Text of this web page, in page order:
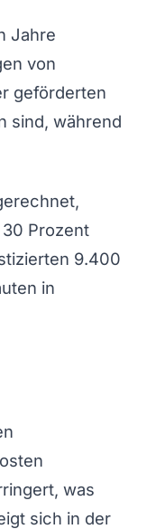
Jahre
von
geförderten
sind, während
Prozent
9.400
in
was
sich in der